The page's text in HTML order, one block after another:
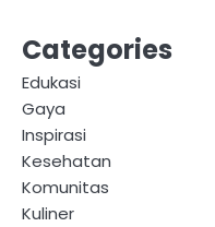
Categories
Edukasi
Gaya
Inspirasi
Kesehatan
Komunitas
Kuliner